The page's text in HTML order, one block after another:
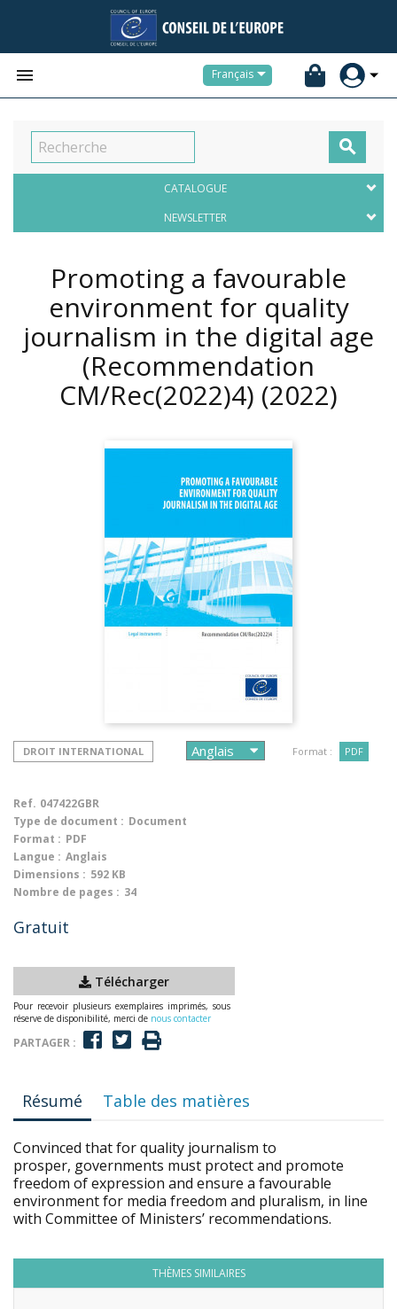
 Français

CATALOGUE
NEWSLETTER
Promoting a favourable
environment for quality
journalism in the digital age
(Recommendation
CM/Rec(2022)4) (2022)
DROIT INTERNATIONAL Format : PDF
Ref. 047422GBR
Type de document : Document
Format : PDF
Langue : Anglais
Dimensions : 592 KB
Nombre de pages : 34
Gratuit
Télécharger
Pour recevoir plusieurs exemplaires imprimés, sous
réserve de disponibilité, merci de nous contacter
PARTAGER :
Résumé Table des matières
Convinced that for quality journalism to
prosper, governments must protect and promote
freedom of expression and ensure a favourable
environment for media freedom and pluralism, in line
with Committee of Ministers’ recommendations.
THÈMES SIMILAIRES